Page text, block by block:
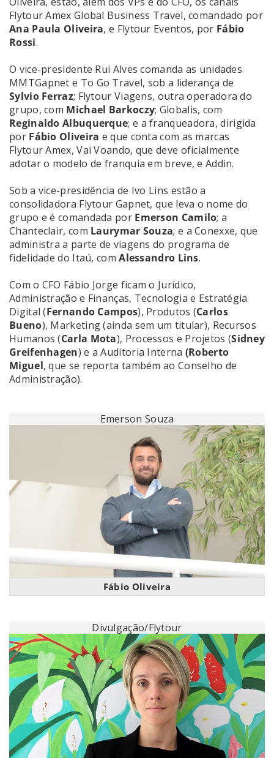
Flytour Amex Global Business Travel, comandado por
Ana Paula Oliveira, e Flytour Eventos, por Fábio
Rossi.
O vice-presidente Rui Alves comanda as unidades
MMTGapnet e To Go Travel, sob a liderança de
Sylvio Ferraz; Flytour Viagens, outra operadora do
grupo, com Michael Barkoczy; Globalis, com
Reginaldo Albuquerque; e a franqueadora, dirigida
por Fábio Oliveira e que conta com as marcas
Flytour Amex, Vai Voando, que deve oficialmente
adotar o modelo de franquia em breve, e Addin.
Sob a vice-presidência de Ivo Lins estão a
consolidadora Flytour Gapnet, que leva o nome do
grupo e é comandada por Emerson Camilo; a
Chanteclair, com Laurymar Souza; e a Conexxe, que
administra a parte de viagens do programa de
fidelidade do Itaú, comAlessandro Lins.
Com o CFO Fábio Jorge ficam o Jurídico,
Administração e Finanças, Tecnologia e Estratégia
Digital (Fernando Campos), Produtos (Carlos
Bueno), Marketing (ainda sem um titular), Recursos
Humanos (Carla Mota), Processos e Projetos (Sidney
Greifenhagen) e a Auditoria Interna (Roberto
Miguel, que se reporta também ao Conselho de
Administração).
Emerson Souza
Fábio Oliveira
Divulgação/Flytour